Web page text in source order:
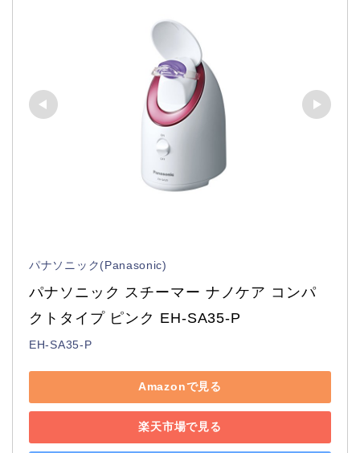
パナソニック(Panasonic)
パナソニック スチーマー ナノケア コンパ
クトタイプ ピンク EH-SA35-P
EH-SA35-P
Amazonで見る
楽天市場で見る